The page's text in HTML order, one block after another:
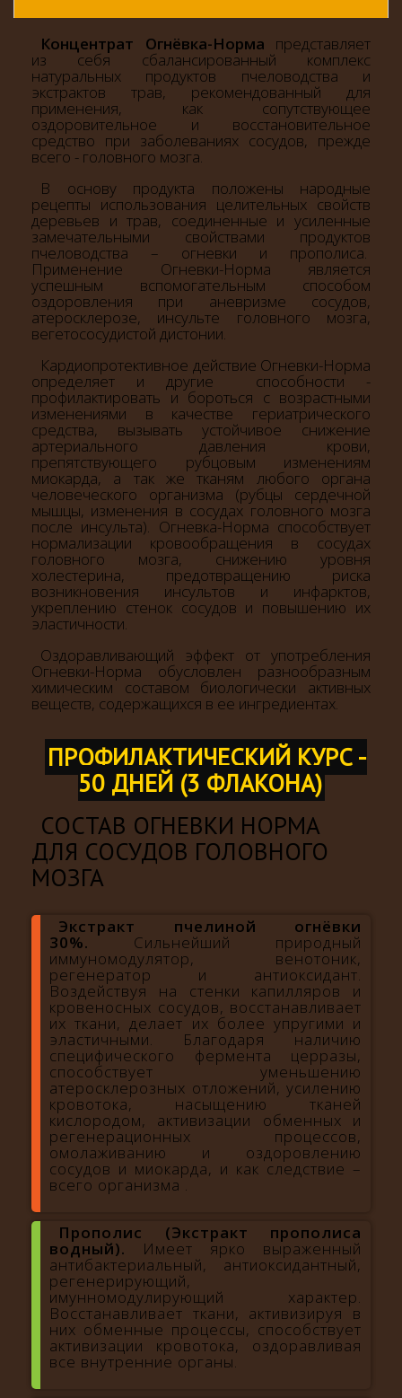
Концентрат Огнёвка-Норма представляет
из себя сбалансированный комплекс
натуральных продуктов пчеловодства и
экстрактов трав, рекомендованный для
применения, как сопутствующее
оздоровительное и восстановительное
средство при заболеваниях сосудов, прежде
всего - головного мозга.
В основу продукта положены народные
рецепты использования целительных свойств
деревьев и трав, соединенные и усиленные
замечательными свойствами продуктов
пчеловодства – огневки и прополиса.
Применение Огневки-Норма является
успешным вспомогательным способом
оздоровления при аневризме сосудов,
атеросклерозе, инсульте головного мозга,
вегетососудистой дистонии.
Кардиопротективное действие Огневки-Норма
определяет и другие способности -
профилактировать и бороться с возрастными
изменениями в качестве гериатрического
средства, вызывать устойчивое снижение
артериального давления крови,
препятствующего рубцовым изменениям
миокарда, а так же тканям любого органа
человеческого организма (рубцы сердечной
мышцы, изменения в сосудах головного мозга
после инсульта). Огневка-Норма способствует
нормализации кровообращения в сосудах
головного мозга, снижению уровня
холестерина, предотвращению риска
возникновения инсультов и инфарктов,
укреплению стенок сосудов и повышению их
эластичности.
Оздоравливающий эффект от употребления
Огневки-Норма обусловлен разнообразным
химическим составом биологически активных
веществ, содержащихся в ее ингредиентах.
ПРОФИЛАКТИЧЕСКИЙ КУРС -
50 ДНЕЙ (3 ФЛАКОНА)
СОСТАВ ОГНЕВКИ НОРМА
ДЛЯ СОСУДОВ ГОЛОВНОГО
МОЗГА
Экстракт пчелиной огнёвки
30%. Сильнейший природный
иммуномодулятор, венотоник,
регенератор и антиоксидант.
Воздействуя на стенки капилляров и
кровеносных сосудов, восстанавливает
их ткани, делает их более упругими и
эластичными. Благодаря наличию
специфического фермента церразы,
способствует уменьшению
атеросклерозных отложений, усилению
кровотока, насыщению тканей
кислородом, активизации обменных и
регенерационных процессов,
омолаживанию и оздоровлению
сосудов и миокарда, и как следствие –
всего организма .
Прополис (Экстракт прополиса
водный). Имеет ярко выраженный
антибактериальный, антиоксидантный,
регенерирующий,
имунномодулирующий характер.
Восстанавливает ткани, активизируя в
них обменные процессы, способствует
активизации кровотока, оздоравливая
все внутренние органы.